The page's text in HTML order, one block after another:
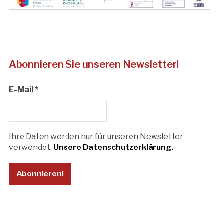
Abonnieren Sie unseren Newsletter!
E-Mail*
Ihre Daten werden nur für unseren Newsletter
verwendet. Unsere Datenschutzerklärung.